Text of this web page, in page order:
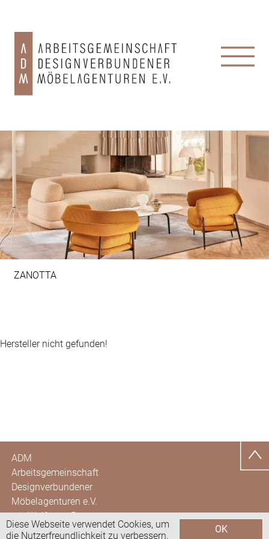
ZANOTTA
Hersteller nicht gefunden!
ADM
Arbeitsgemeinschaft
Designverbundener
Möbelagenturen e.V.
c/o Wolfgang Brunotte
Hohe Str. 40
OK
Diese Webseite verwendet Cookies, um
die Nutzerfreundlichkeit zu verbessern.